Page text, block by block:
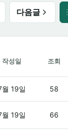
다음글
작성일 조회
폰덕 만들어봄(1)
월 19일 58
을 실패하고 감상
월 19일 66